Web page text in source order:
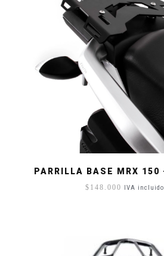
PARRILLA BASE MRX 150
$ 148.000 IVA incluido